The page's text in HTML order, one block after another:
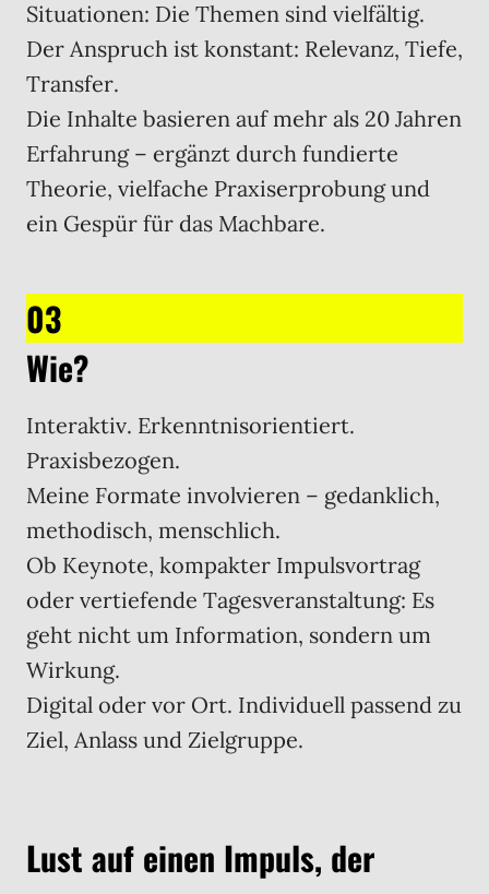
Situationen: Die Themen sind vielfältig.
Der Anspruch ist konstant: Relevanz, Tiefe,
Transfer.
Die Inhalte basieren auf mehr als 20 Jahren
Erfahrung – ergänzt durch fundierte
Theorie, vielfache Praxiserprobung und
ein Gespür für das Machbare.
03
Wie?
Interaktiv. Erkenntnisorientiert.
Praxisbezogen.
Meine Formate involvieren – gedanklich,
methodisch, menschlich.
Ob Keynote, kompakter Impulsvortrag
oder vertiefende Tagesveranstaltung: Es
geht nicht um Information, sondern um
Wirkung.
Digital oder vor Ort. Individuell passend zu
Ziel, Anlass und Zielgruppe.
Lust auf einen Impuls, der